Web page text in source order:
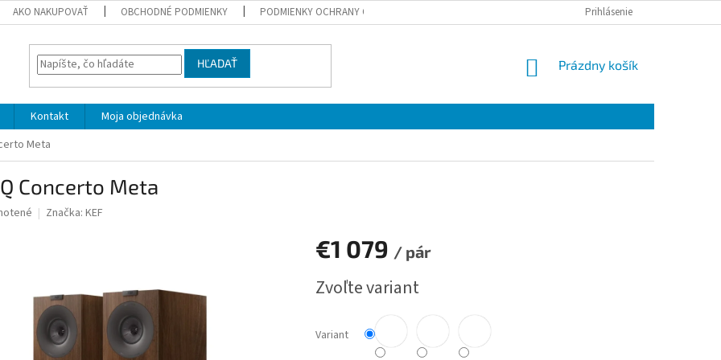
AKO NAKUPOVAŤ OBCHODNÉ PODMIENKY PODMIENKY OCHRANY OSOBNÝCH ÚDAJOV Prihlásenie
HĽADAŤ
NÁKUPNÝ
Prázdny košík
Kontakt
Moja objednávka
Meta
Q Concerto Meta
Značka: KEF
€1 079 / pár
cena:
Zvoľte variant
Variant